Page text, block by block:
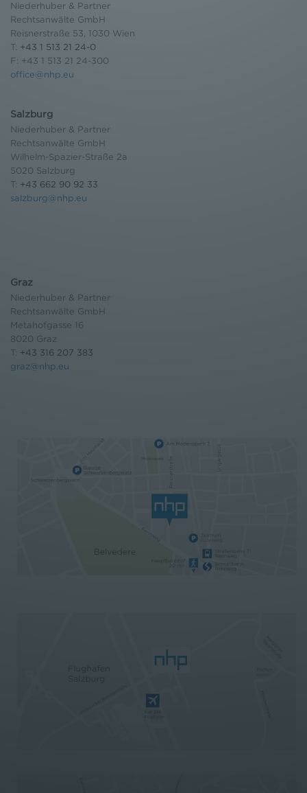
Niederhuber & Partner
Rechtsanwälte GmbH
Reisnerstraße 53, 1030 Wien
T: +43 1 513 21 24-0
F: +43 1 513 21 24-300
office@nhp.eu
Salzburg
Niederhuber & Partner
Rechtsanwälte GmbH
Wilhelm-Spazier-Straße 2a
5020 Salzburg
T: +43 662 90 92 33
salzburg@nhp.eu
Graz
Niederhuber & Partner
Rechtsanwälte GmbH
Metahofgasse 16
8020 Graz
T: +43 316 207 383
graz@nhp.eu
Einwilligung widerrufen und Widerspruch ausüben.
Weitere Infomationen finden Sie hier:
Datenschutzerklärung